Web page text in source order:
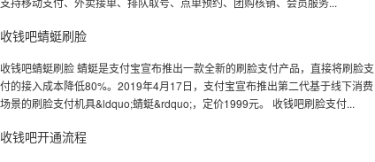
收钱吧蜻蜓刷脸
收钱吧蜻蜓刷脸 蜻蜓是支付宝宣布推出一款全新的刷脸支付产品，直接将刷脸支
付的接入成本降低80%。2019年4月17日，支付宝宣布推出第二代基于线下消费
场景的刷脸支付机具&ldquo;蜻蜓&rdquo;，定价1999元。 收钱吧刷脸支付...
收钱吧开通流程